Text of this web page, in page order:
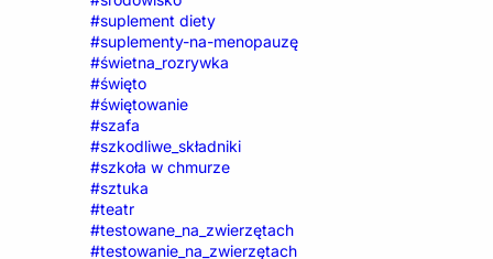
#suplement diety
#suplementy-na-menopauzę
#świetna_rozrywka
#święto
#świętowanie
#szafa
#szkodliwe_składniki
#szkoła w chmurze
#sztuka
#teatr
#testowane_na_zwierzętach
#testowanie_na_zwierzętach